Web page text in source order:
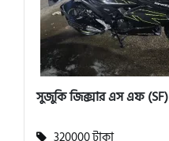
সুজুকি জিক্সার এস এফ (SF)